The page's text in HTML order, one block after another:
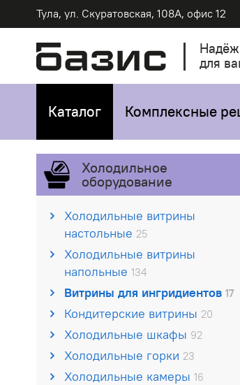
Тула, ул. Скуратовская, 108А, офис 12
для
Каталог Комплексные
Холодильное
оборудование
Холодильные витрины
настольные 25
Холодильные витрины
напольные 134
Витрины для ингридиентов 17
Кондитерские витрины 20
Холодильные шкафы 92
Холодильные горки 23
Холодильные камеры 16